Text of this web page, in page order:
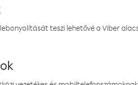
teszi lehetővé a Viber